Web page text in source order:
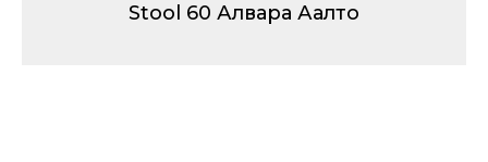
Stool 60 Алвара Аалто